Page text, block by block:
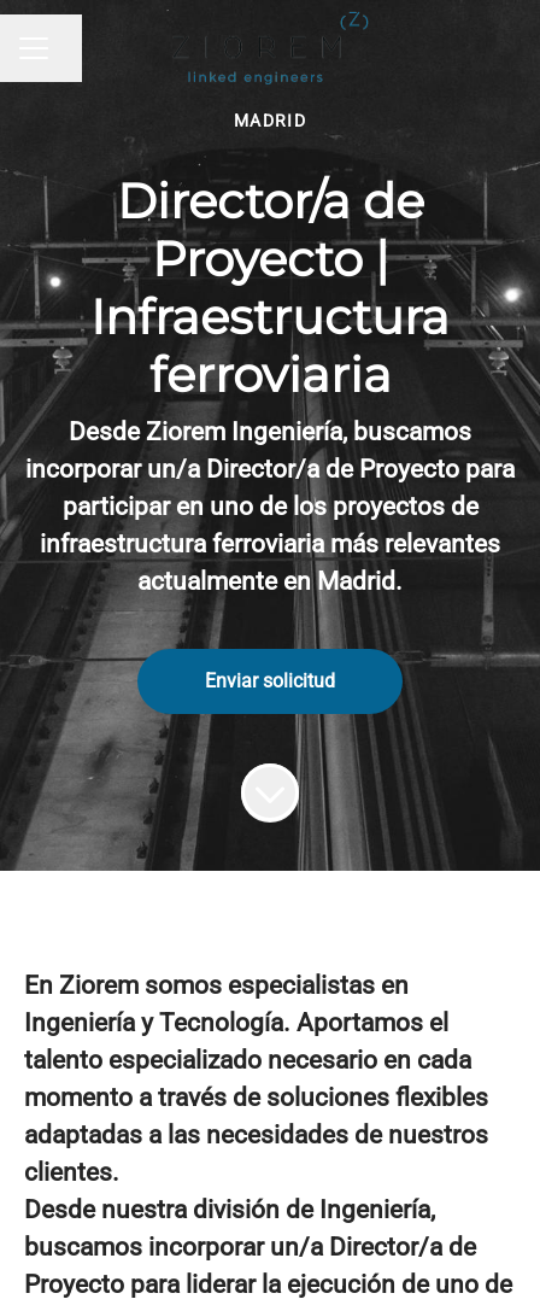
Compartir página
MADRID
Director/a de
Proyecto |
Infraestructura
ferroviaria
Desde Ziorem Ingeniería, buscamos
incorporar un/a Director/a de Proyecto para
participar en uno de los proyectos de
infraestructura ferroviaria más relevantes
actualmente en Madrid.
Enviar solicitud
En Ziorem somos especialistas en
Ingeniería y Tecnología. Aportamos el
talento especializado necesario en cada
momento a través de soluciones flexibles
adaptadas a las necesidades de nuestros
clientes.
Desde nuestra división de Ingeniería,
buscamos incorporar un/a Director/a de
Proyecto para liderar la ejecución de uno de